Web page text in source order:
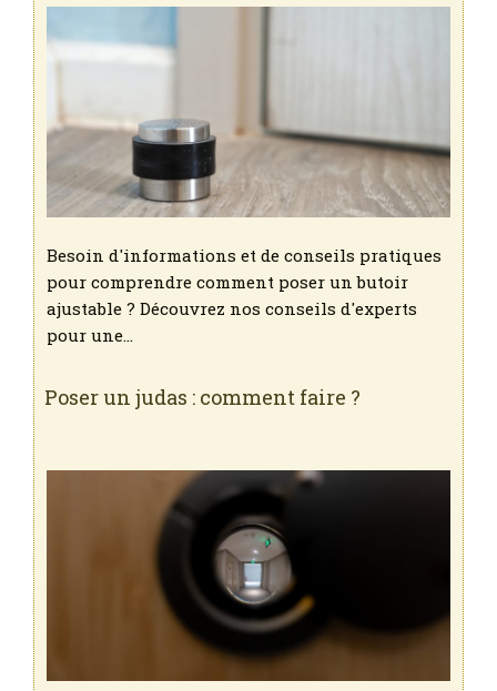
Besoin d'informations et de conseils pratiques
pour comprendre comment poser un butoir
ajustable ? Découvrez nos conseils d'experts
pour une…
Poser un judas : comment faire ?